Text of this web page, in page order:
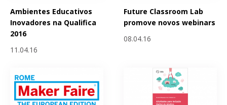
Ambientes Educativos
Inovadores na Qualifica
2016
11.04.16
Future Classroom Lab
promove novos webinars
08.04.16